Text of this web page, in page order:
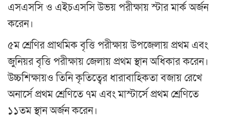
এসএসসি ও এইচএসসি উভয় পরীক্ষায় স্টার মার্ক অর্জন
করেন।
৫ম শ্রেণির প্রাথমিক বৃত্তি পরীক্ষায় উপজেলায় প্রথম এবং
জুনিয়র বৃত্তি পরীক্ষায় জেলায় প্রথম স্থান অধিকার করেন।
উচ্চশিক্ষায়ও তিনি কৃতিত্বের ধারাবাহিকতা বজায় রেখে
অনার্সে প্রথম শ্রেণিতে ৭ম এবং মাস্টার্সে প্রথম শ্রেণিতে
১১তম স্থান অর্জন করেন।